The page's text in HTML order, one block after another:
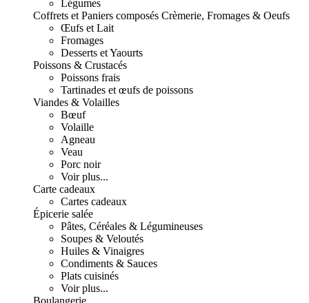
Légumes
Coffrets et Paniers composés Crèmerie, Fromages & Oeufs
Œufs et Lait
Fromages
Desserts et Yaourts
Poissons & Crustacés
Poissons frais
Tartinades et œufs de poissons
Viandes & Volailles
Bœuf
Volaille
Agneau
Veau
Porc noir
Voir plus...
Carte cadeaux
Cartes cadeaux
Épicerie salée
Pâtes, Céréales & Légumineuses
Soupes & Veloutés
Huiles & Vinaigres
Condiments & Sauces
Plats cuisinés
Voir plus...
Boulangerie